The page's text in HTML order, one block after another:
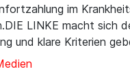
im
LINKE macht sich
und klare Kriterien